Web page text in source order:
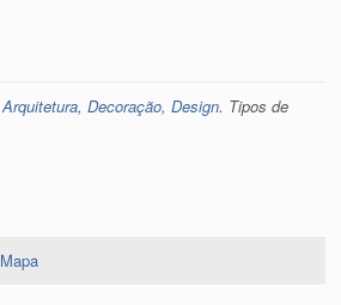
Arquitetura, Decoração, Design. Tipos de